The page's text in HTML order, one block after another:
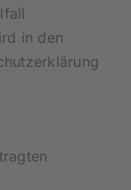
in den